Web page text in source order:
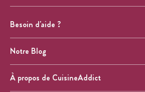
Besoin d'aide ?
Notre Blog
À propos de CuisineAddict